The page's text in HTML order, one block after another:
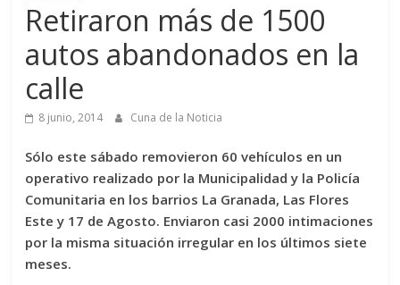
Retiraron más de 1500
autos abandonados en la
calle
8 junio, 2014 Cuna de la Noticia
Sólo este sábado removieron 60 vehículos en un
operativo realizado por la Municipalidad y la Policía
Comunitaria en los barrios La Granada, Las Flores
Este y 17 de Agosto. Enviaron casi 2000 intimaciones
por la misma situación irregular en los últimos siete
meses.